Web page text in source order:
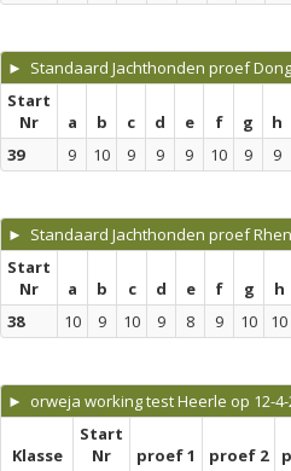
► Standaard Jachthonden proef
Start
Nr
a b c d e f g h
39
9 10 9 9 9 10 9 9
► Standaard Jachthonden proef
Start
Nr
a b c d e f g h
38
10 9 10 9 8 9 10 10
► orweja working test Heerle op 12-4-
Klasse
Start
Nr
proef 1 proef 2